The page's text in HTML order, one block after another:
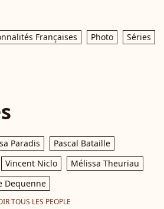
Françaises Photo
Séries
Paradis
Pascal Bataille
Vincent Niclo
Mélissa Theuriau
Dequenne
TOUS LES PEOPLE